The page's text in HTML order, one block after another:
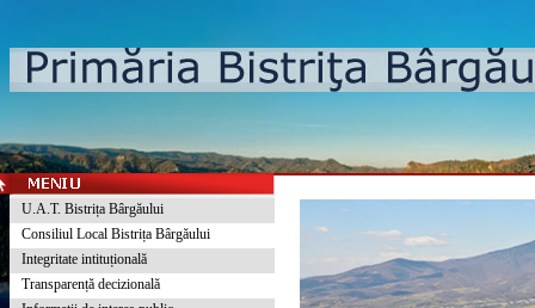
U.A.T. Bistrița Bârgăului
Consiliul Local Bistrița Bârgăului
Integritate intituțională
Transparență decizională